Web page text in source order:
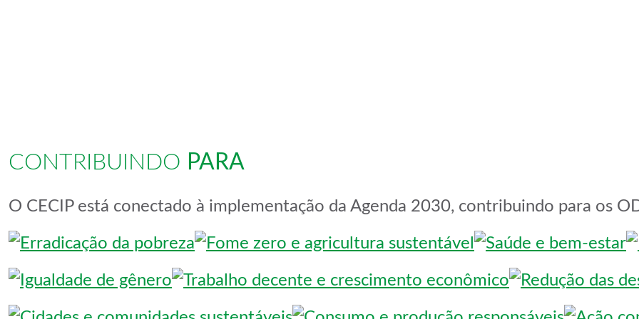
CONTRIBUINDO PARA
O CECIP está conectado à implementação da Agenda 2030, contribuindo para os